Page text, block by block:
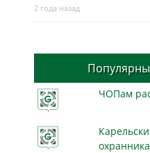
2 года назад
ЧОПам